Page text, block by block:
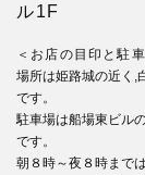
ル1F
＜お店の目印と駐
場所は姫路城の近く,
です。
駐車場は船場東ビル
です。
朝８時～夜８時まで